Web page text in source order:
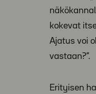
kokevat
Ajatus voi
vastaan?”.
Erityisen